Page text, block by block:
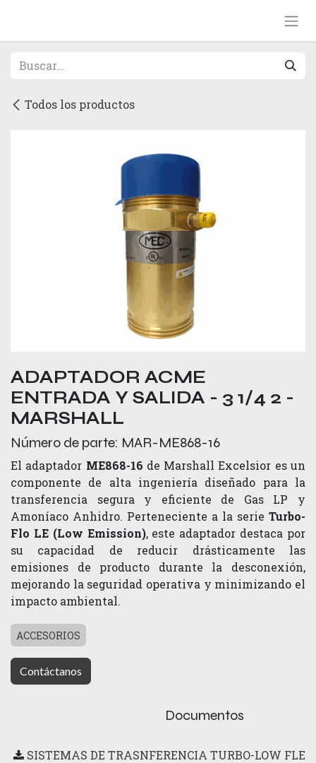
Todos los productos
ADAPTADOR ACME
ENTRADA Y SALIDA - 3 1/4 2 -
MARSHALL
Número de parte: MAR-ME868-16
El adaptador ME868-16 de Marshall Excelsior es un
componente de alta ingeniería diseñado para la
transferencia segura y eficiente de Gas LP y
Amoníaco Anhidro. Perteneciente a la serie Turbo-
Flo LE (Low Emission), este adaptador destaca por
su capacidad de reducir drásticamente las
emisiones de producto durante la desconexión,
mejorando la seguridad operativa y minimizando el
impacto ambiental.
ACCESORIOS
Contáctanos
Documentos
SISTEMAS DE TRASNFERENCIA TURBO-LOW FLE